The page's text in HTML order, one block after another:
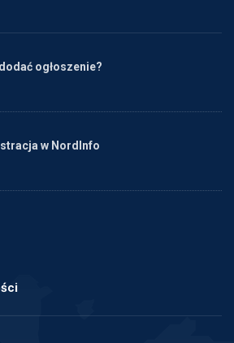
ogłoszenie?
w NordInfo